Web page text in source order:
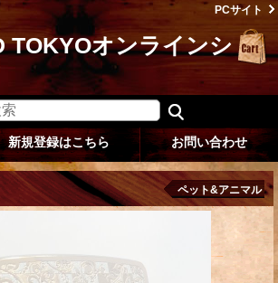
PCサイト
TOKYOオンラインシ
新規登録はこちら お問い合わせ
ペット&アニマル